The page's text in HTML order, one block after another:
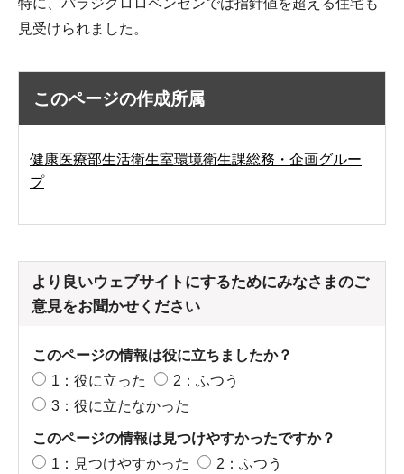
特に、パラジクロロベンゼンでは指針値を超える住宅も
見受けられました。
このページの作成所属
健康医療部生活衛生室環境衛生課総務・企画グルー
プ
より良いウェブサイトにするためにみなさまのご
意見をお聞かせください
このページの情報は役に立ちましたか？
1：役に立った
2：ふつう
3：役に立たなかった
このページの情報は見つけやすかったですか？
1：見つけやすかった
2：ふつう